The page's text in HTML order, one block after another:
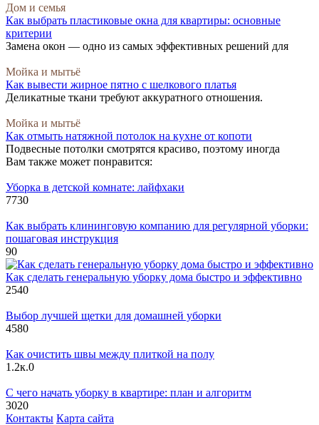
Дом и семья
Как выбрать пластиковые окна для квартиры: основные
критерии
Замена окон — одно из самых эффективных решений для
Мойка и мытьё
Как вывести жирное пятно с шелкового платья
Деликатные ткани требуют аккуратного отношения.
Мойка и мытьё
Как отмыть натяжной потолок на кухне от копоти
Подвесные потолки смотрятся красиво, поэтому иногда
Вам также может понравится:
Уборка в детской комнате: лайфхаки
7730
Как выбрать клининговую компанию для регулярной уборки:
пошаговая инструкция
90
Как сделать генеральную уборку дома быстро и эффективно
2540
Выбор лучшей щетки для домашней уборки
4580
Как очистить швы между плиткой на полу
1.2к.0
С чего начать уборку в квартире: план и алгоритм
3020
Контакты Карта сайта